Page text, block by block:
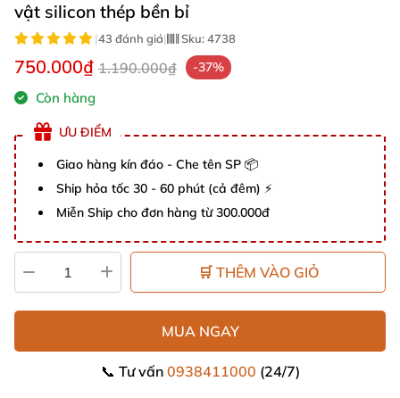
vật silicon thép bền bỉ
|43 đánh giá| Sku:4738
750.000₫ 1.190.000₫ -37%
Còn hàng
ƯU ĐIỂM
Giao hàng kín đáo - Che tên SP 📦
Ship hỏa tốc 30 - 60 phút (cả đêm) ⚡
Miễn Ship cho đơn hàng từ 300.000đ
🛒 THÊM VÀO GIỎ
MUA NGAY
📞 Tư vấn 0938411000 (24/7)